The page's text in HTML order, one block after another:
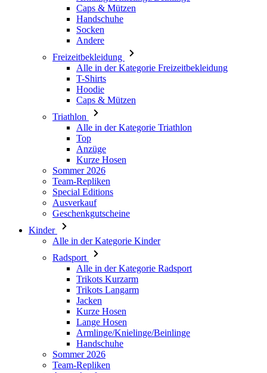
Freizeitbekleidung
Alle in der Kategorie Freizeitbekleidung
T-Shirts
Hoodie
Caps & Mützen
Triathlon
Alle in der Kategorie Triathlon
Top
Anzüge
Kurze Hosen
Sommer 2026
Team-Repliken
Special Editions
Ausverkauf
Geschenkgutscheine
Kinder
Alle in der Kategorie Kinder
Radsport
Alle in der Kategorie Radsport
Trikots Langarm
Jacken
Kurze Hosen
Lange Hosen
Armlinge/Knielinge/Beinlinge
Handschuhe
Sommer 2026
Team-Repliken
Ausverkauf
Special Editions
Geschenkgutscheine
Individuelles Design
Stories